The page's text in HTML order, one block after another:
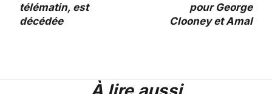
télématin, est
décédée
pour George
Clooney et Amal